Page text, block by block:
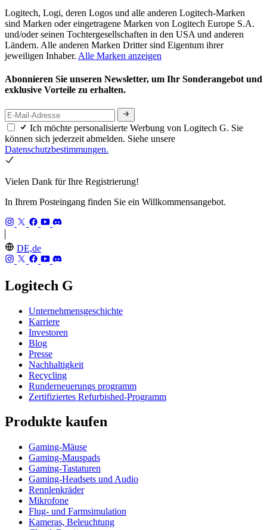
Logitech, Logi, deren Logos und alle anderen Logitech-Marken
sind Marken oder eingetragene Marken von Logitech Europe S.A.
und/oder seinen Tochtergesellschaften in den USA und anderen
Ländern. Alle anderen Marken Dritter sind Eigentum ihrer
jeweiligen Inhaber. Alle Marken anzeigen
Abonnieren Sie unseren Newsletter, um Ihr Sonderangebot und
exklusive Vorteile zu erhalten.
Ich möchte personalisierte Werbung von Logitech G. Sie
können sich jederzeit abmelden. Siehe unsere
Datenschutzbestimmungen.
Vielen Dank für Ihre Registrierung!
In Ihrem Posteingang finden Sie ein Willkommensangebot.
DE,de
Logitech G
Unternehmensgeschichte
Karriere
Investoren
Blog
Presse
Nachhaltigkeit
Recycling
Runderneuerungs programm
Zertifiziertes Refurbished-Programm
Produkte kaufen
Gaming-Mäuse
Gaming-Mauspads
Gaming-Tastaturen
Gaming-Headsets und Audio
Rennlenkräder
Mikrofone
Flug- und Farmsimulation
Kameras, Beleuchtung